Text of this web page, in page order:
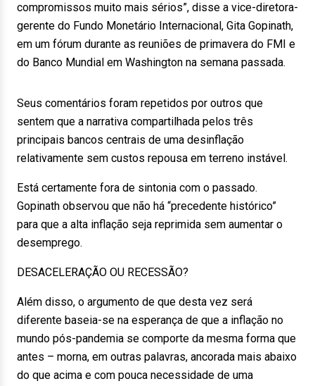
compromissos muito mais sérios”, disse a vice-diretora-
gerente do Fundo Monetário Internacional, Gita Gopinath,
em um fórum durante as reuniões de primavera do FMI e
do Banco Mundial em Washington na semana passada.
Seus comentários foram repetidos por outros que
sentem que a narrativa compartilhada pelos três
principais bancos centrais de uma desinflação
relativamente sem custos repousa em terreno instável.
Está certamente fora de sintonia com o passado.
Gopinath observou que não há “precedente histórico”
para que a alta inflação seja reprimida sem aumentar o
desemprego.
DESACELERAÇÃO OU RECESSÃO?
Além disso, o argumento de que desta vez será
diferente baseia-se na esperança de que a inflação no
mundo pós-pandemia se comporte da mesma forma que
antes – morna, em outras palavras, ancorada mais abaixo
do que acima e com pouca necessidade de uma